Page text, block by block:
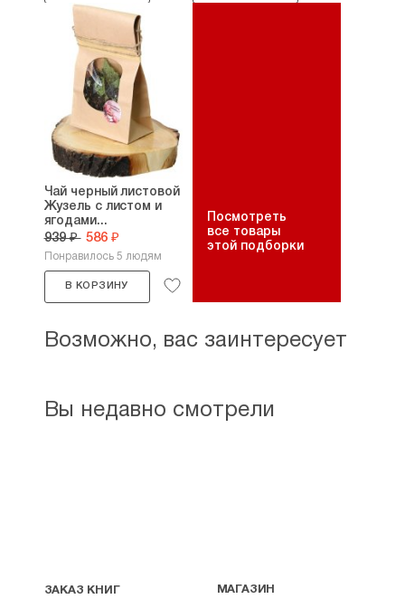
Чай черный листовой
Жузель с листом и
ягодами...
939 ₽ 586 ₽
Понравилось 5 людям
В КОРЗИНУ
Посмотреть
все товары
этой подборки
Возможно, вас заинтересует
Вы недавно смотрели
ЗАКАЗ КНИГ
МАГАЗИН